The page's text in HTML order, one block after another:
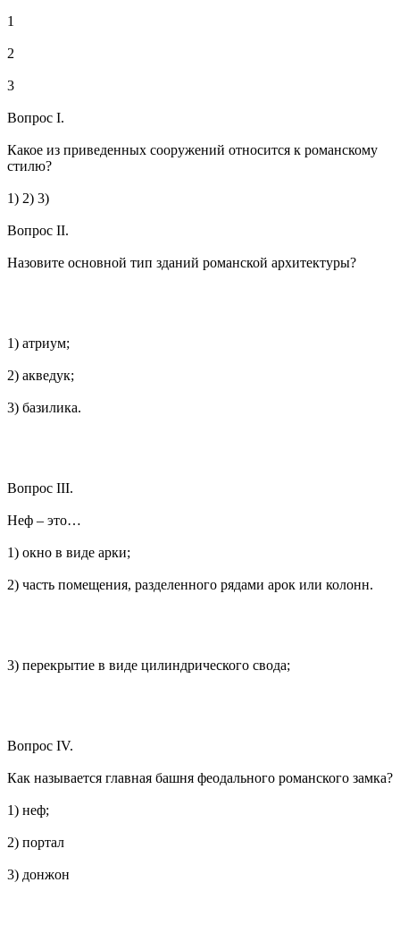
1
2
3
Вопрос I.
Какое из приведенных сооружений относится к романскому
стилю?
1) 2) 3)
Вопрос II.
Назовите основной тип зданий романской архитектуры?
1) атриум;
2) акведук;
3) базилика.
Вопрос III.
Неф – это…
1) окно в виде арки;
2) часть помещения, разделенного рядами арок или колонн.
3) перекрытие в виде цилиндрического свода;
Вопрос IV.
Как называется главная башня феодального романского замка?
1) неф;
2) портал
3) донжон